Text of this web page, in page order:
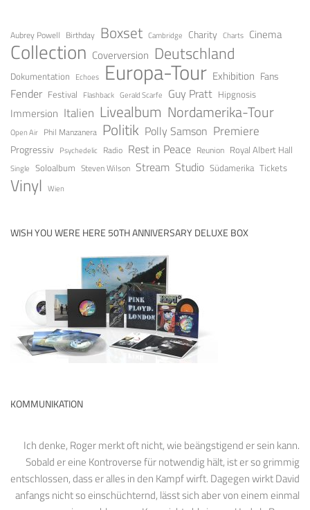
Aubrey Powell Birthday Boxset Cambridge Charity Charts Cinema
Collection Coverversion Deutschland
Dokumentation Echoes Europa-Tour Exhibition Fans
Fender Festival Flashback Gerald Scarfe Guy Pratt Hipgnosis
Immersion Italien Livealbum Nordamerika-Tour
Open Air Phil Manzanera Politik Polly Samson Premiere
Progressiv Psychedelic Radio Rest in Peace Reunion Royal Albert Hall
Single Soloalbum Steven Wilson Stream Studio Südamerika Tickets
Vinyl Wien
WISH YOU WERE HERE 50TH ANNIVERSARY DELUXE BOX
KOMMUNIKATION
Ich denke, Roger merkt oft nicht, wie beängstigend er sein kann.
Sobald er eine Kontroverse für notwendig hält, ist er so grimmig
entschlossen, dass er alles in den Kampf wirft. Dagegen wirkt David
anfangs nicht so einschüchternd, lässt sich aber von einem einmal